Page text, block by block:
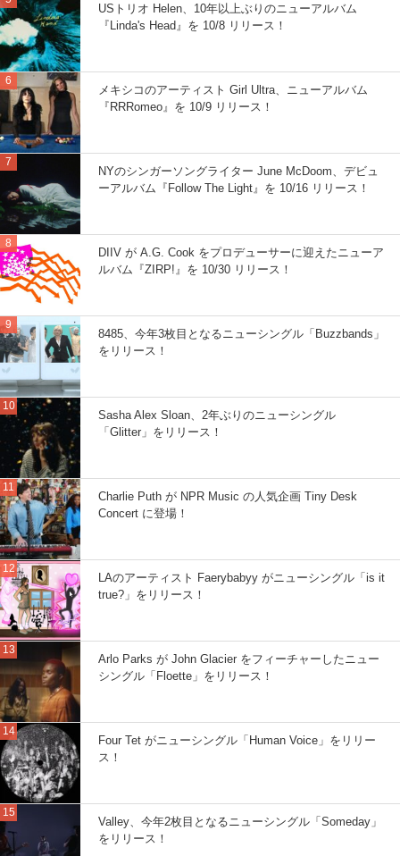
USトリオ Helen、10年以上ぶりのニューアルバム
『Linda's Head』を 10/8 リリース！
メキシコのアーティスト Girl Ultra、ニューアルバム
『RRRomeo』を 10/9 リリース！
NYのシンガーソングライター June McDoom、デビュ
ーアルバム『Follow The Light』を 10/16 リリース！
DIIV が A.G. Cook をプロデューサーに迎えたニューア
ルバム『ZIRP!』を 10/30 リリース！
8485、今年3枚目となるニューシングル「Buzzbands」
をリリース！
Sasha Alex Sloan、2年ぶりのニューシングル
「Glitter」をリリース！
Charlie Puth が NPR Music の人気企画 Tiny Desk
Concert に登場！
LAのアーティスト Faerybabyy がニューシングル「is it
true?」をリリース！
Arlo Parks が John Glacier をフィーチャーしたニュー
シングル「Floette」をリリース！
Four Tet がニューシングル「Human Voice」をリリー
ス！
Valley、今年2枚目となるニューシングル「Someday」
をリリース！